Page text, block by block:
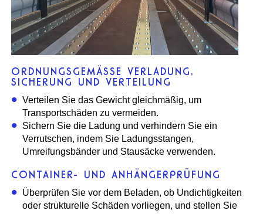
ORDNUNGSGEMÄSSE VERLADUNG, S
ICHERUNG UND VERTEILUNG
Verteilen Sie das Gewicht gleichmäßig, um
Transportschäden zu vermeiden.
Sichern Sie die Ladung und verhindern Sie ein
Verrutschen, indem Sie Ladungsstangen,
Umreifungsbänder und Stausäcke verwenden.
CONTAINER- UND ANHÄNGERPRÜFUNG
Überprüfen Sie vor dem Beladen, ob Undichtigkeiten
oder strukturelle Schäden vorliegen, und stellen Sie